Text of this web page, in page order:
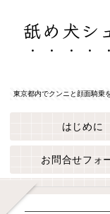
舐め犬シ
東京都内でクンニと顔面騎乗
はじめに
お問合せフォ